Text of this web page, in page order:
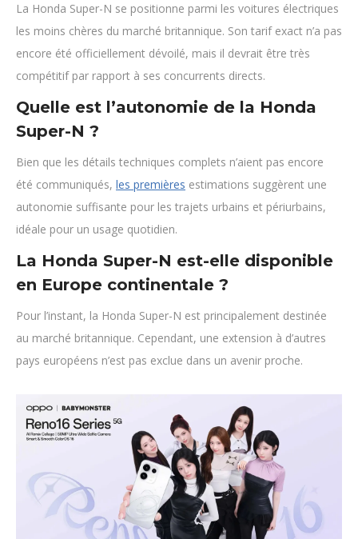
La Honda Super-N se positionne parmi les voitures électriques
les moins chères du marché britannique. Son tarif exact n’a pas
encore été officiellement dévoilé, mais il devrait être très
compétitif par rapport à ses concurrents directs.
Quelle est l’autonomie de la Honda
Super-N ?
Bien que les détails techniques complets n’aient pas encore
été communiqués, les premières estimations suggèrent une
autonomie suffisante pour les trajets urbains et périurbains,
idéale pour un usage quotidien.
La Honda Super-N est-elle disponible
en Europe continentale ?
Pour l’instant, la Honda Super-N est principalement destinée
au marché britannique. Cependant, une extension à d’autres
pays européens n’est pas exclue dans un avenir proche.